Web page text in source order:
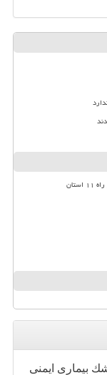
بیماری ایمنی